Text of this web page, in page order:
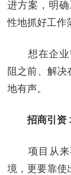
进方案，明
性地抓好工作
想在企业
阻之前、解
地有声。
招商引资
项目从来
境，更要靠使